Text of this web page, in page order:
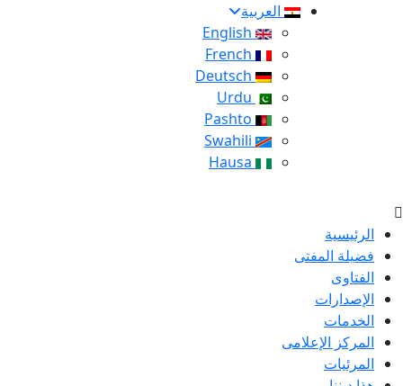
العربية
الرئيسية
فضيلة المفتى
الفتاوى
الإصدارات
الخدمات
المركز الإعلامى
المرئيات